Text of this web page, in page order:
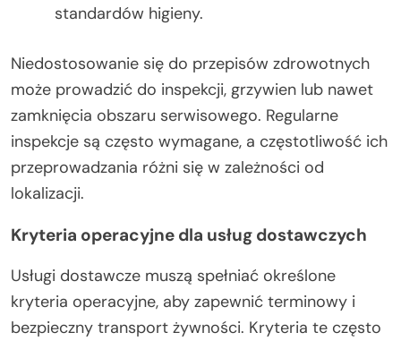
standardów higieny.
Niedostosowanie się do przepisów zdrowotnych
może prowadzić do inspekcji, grzywien lub nawet
zamknięcia obszaru serwisowego. Regularne
inspekcje są często wymagane, a częstotliwość ich
przeprowadzania różni się w zależności od
lokalizacji.
Kryteria operacyjne dla usług dostawczych
Usługi dostawcze muszą spełniać określone
kryteria operacyjne, aby zapewnić terminowy i
bezpieczny transport żywności. Kryteria te często